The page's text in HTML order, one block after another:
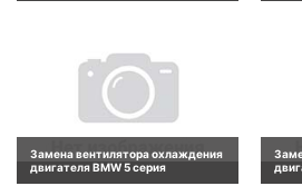
Замена вентилятора охлаждения
двигателя BMW 5 серия